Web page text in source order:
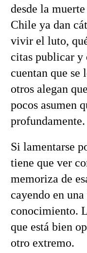
desde la
Chile ya dan
vivir el luto,
citas publicar y
cuentan que se
otros alegan
pocos asumen
profundamente.
Si lamentarse
tiene que ver
memoriza de
cayendo en
conocimiento.
que está bien
otro extremo.